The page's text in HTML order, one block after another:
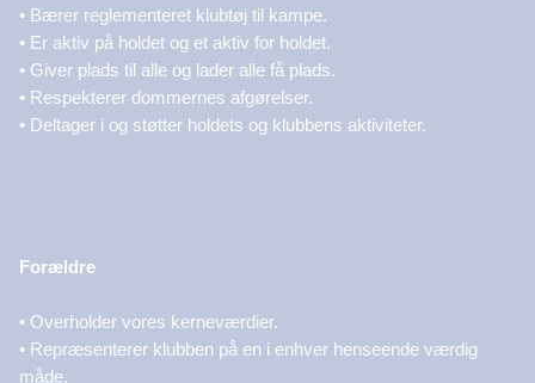
• Bærer reglementeret klubtøj til kampe.
• Er aktiv på holdet og et aktiv for holdet.
• Giver plads til alle og lader alle få plads.
• Respekterer dommernes afgørelser.
• Deltager i og støtter holdets og klubbens aktiviteter.
Forældre
• Overholder vores kerneværdier.
• Repræsenterer klubben på en i enhver henseende værdig
måde.